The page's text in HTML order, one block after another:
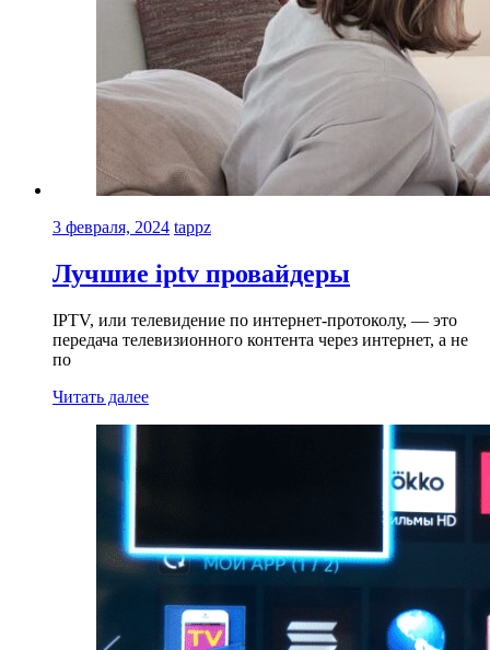
3 февраля, 2024 tappz
Лучшие iptv провайдеры
IPTV, или телевидение по интернет-протоколу, — это
передача телевизионного контента через интернет, а не
по
Читать далее